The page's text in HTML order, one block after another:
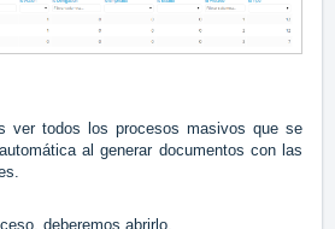
ver todos los procesos masivos que se
al generar documentos con las
deberemos abrirlo.